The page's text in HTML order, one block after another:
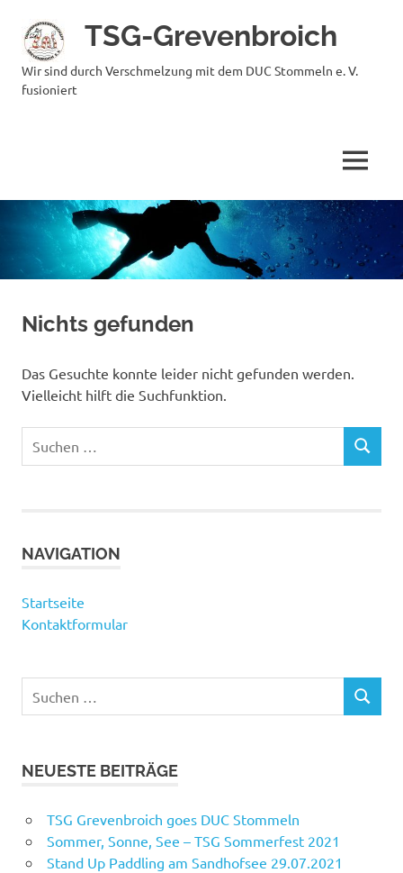
Inhalt
springen
TSG-Grevenbroich
Wir sind durch Verschmelzung mit dem DUC Stommeln e. V.
fusioniert
MENÜ
Nichts gefunden
Das Gesuchte konnte leider nicht gefunden werden.
Vielleicht hilft die Suchfunktion.
nach:
SUCHEN
NAVIGATION
Startseite
Kontaktformular
nach:
SUCHEN
NEUESTE BEITRÄGE
TSG Grevenbroich goes DUC Stommeln
Sommer, Sonne, See – TSG Sommerfest 2021
Stand Up Paddling am Sandhofsee 29.07.2021